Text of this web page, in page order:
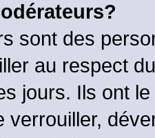
sont des
au respect
jours. Ils ont
verrouiller,